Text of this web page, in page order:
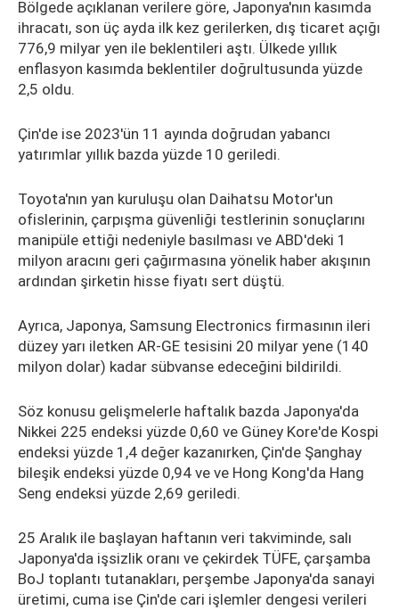
Bölgede açıklanan verilere göre, Japonya'nın kasımda
ihracatı, son üç ayda ilk kez gerilerken, dış ticaret açığı
776,9 milyar yen ile beklentileri aştı. Ülkede yıllık
enflasyon kasımda beklentiler doğrultusunda yüzde
2,5 oldu.
Çin'de ise 2023'ün 11 ayında doğrudan yabancı
yatırımlar yıllık bazda yüzde 10 geriledi.
Toyota'nın yan kuruluşu olan Daihatsu Motor'un
ofislerinin, çarpışma güvenliği testlerinin sonuçlarını
manipüle ettiği nedeniyle basılması ve ABD'deki 1
milyon aracını geri çağırmasına yönelik haber akışının
ardından şirketin hisse fiyatı sert düştü.
Ayrıca, Japonya, Samsung Electronics firmasının ileri
düzey yarı iletken AR-GE tesisini 20 milyar yene (140
milyon dolar) kadar sübvanse edeceğini bildirildi.
Söz konusu gelişmelerle haftalık bazda Japonya'da
Nikkei 225 endeksi yüzde 0,60 ve Güney Kore'de Kospi
endeksi yüzde 1,4 değer kazanırken, Çin'de Şanghay
bileşik endeksi yüzde 0,94 ve ve Hong Kong'da Hang
Seng endeksi yüzde 2,69 geriledi.
25 Aralık ile başlayan haftanın veri takviminde, salı
Japonya'da işsizlik oranı ve çekirdek TÜFE, çarşamba
BoJ toplantı tutanakları, perşembe Japonya'da sanayi
üretimi, cuma ise Çin'de cari işlemler dengesi verileri